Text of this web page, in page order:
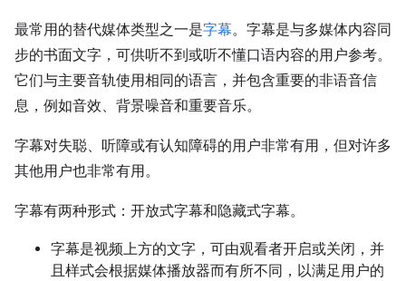
最常用的替代媒体类型之一是字幕。字幕是与多媒体内容同
步的书面文字，可供听不到或听不懂口语内容的用户参考。
它们与主要音轨使用相同的语言，并包含重要的非语音信
息，例如音效、背景噪音和重要音乐。
字幕对失聪、听障或有认知障碍的用户非常有用，但对许多
其他用户也非常有用。
字幕有两种形式：开放式字幕和隐藏式字幕。
字幕是视频上方的文字，可由观看者开启或关闭，并
且样式会根据媒体播放器而有所不同，以满足用户的